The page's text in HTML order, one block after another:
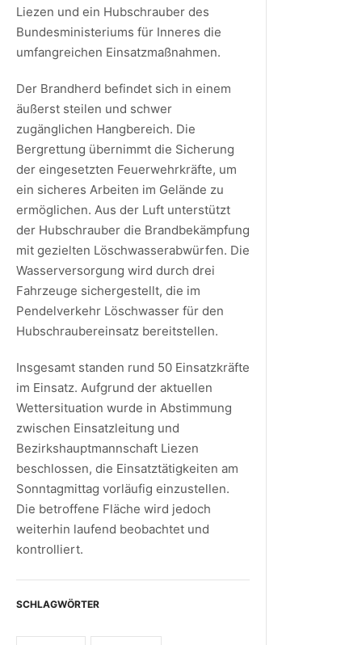
Liezen und ein Hubschrauber des
Bundesministeriums für Inneres die
umfangreichen Einsatzmaßnahmen.
Der Brandherd befindet sich in einem
äußerst steilen und schwer
zugänglichen Hangbereich. Die
Bergrettung übernimmt die Sicherung
der eingesetzten Feuerwehrkräfte, um
ein sicheres Arbeiten im Gelände zu
ermöglichen. Aus der Luft unterstützt
der Hubschrauber die Brandbekämpfung
mit gezielten Löschwasserabwürfen. Die
Wasserversorgung wird durch drei
Fahrzeuge sichergestellt, die im
Pendelverkehr Löschwasser für den
Hubschraubereinsatz bereitstellen.
Insgesamt standen rund 50 Einsatzkräfte
im Einsatz. Aufgrund der aktuellen
Wettersituation wurde in Abstimmung
zwischen Einsatzleitung und
Bezirkshauptmannschaft Liezen
beschlossen, die Einsatztätigkeiten am
Sonntagmittag vorläufig einzustellen.
Die betroffene Fläche wird jedoch
weiterhin laufend beobachtet und
kontrolliert.
SCHLAGWÖRTER